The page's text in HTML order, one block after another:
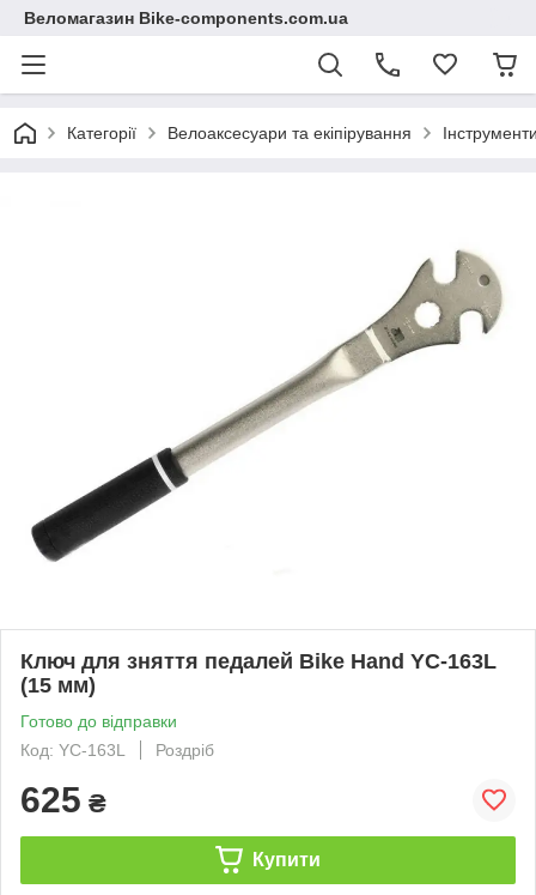
Веломагазин Bike-components.com.ua
Категорії Велоаксесуари та екіпірування
Ключ для зняття педалей Bike Hand YC-163L
(15 мм)
Готово до відправки
Код: YC-163L
Роздріб
625 ₴
Купити